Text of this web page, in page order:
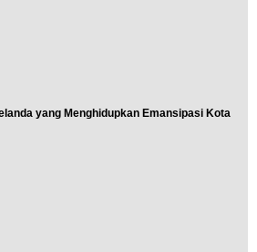
yang Menghidupkan Emansipasi Kota